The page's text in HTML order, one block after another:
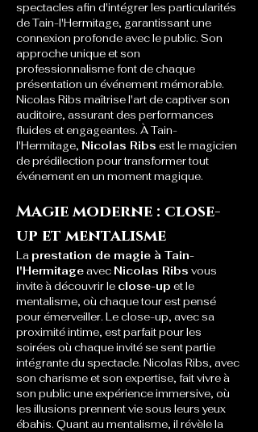
spectacles afin d'intégrer les particularités
de Tain-l'Hermitage, garantissant une
connexion profonde avec le public. Son
approche unique et son
professionnalisme font de chaque
présentation un événement mémorable.
Nicolas Ribs maîtrise l'art de captiver son
auditoire, assurant des performances
fluides et engageantes. À Tain-
l'Hermitage, Nicolas Ribs est le magicien
de prédilection pour transformer tout
événement en un moment magique.
Magie moderne : close-
up et mentalisme
La prestation de magie à Tain-
l'Hermitage avec Nicolas Ribs vous
invite à découvrir le close-up et le
mentalisme, où chaque tour est pensé
pour émerveiller. Le close-up, avec sa
proximité intime, est parfait pour les
soirées où chaque invité se sent partie
intégrante du spectacle. Nicolas Ribs, avec
son charisme et son expertise, fait vivre à
son public une expérience immersive, où
les illusions prennent vie sous leurs yeux
ébahis. Quant au mentalisme, il révèle la